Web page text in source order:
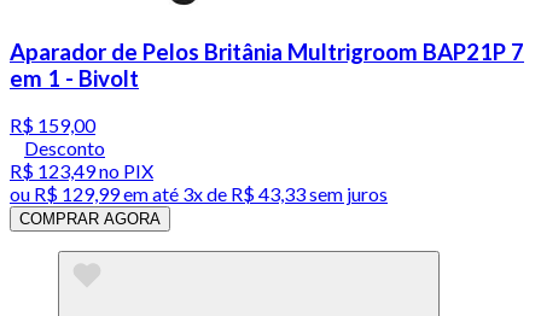
Aparador de Pelos Britânia Multrigroom BAP21P 7
em 1 - Bivolt
R$ 159,00
Desconto
R$ 123,49no PIX
ou R$ 129,99em até 3x de R$ 43,33 sem juros
COMPRAR AGORA